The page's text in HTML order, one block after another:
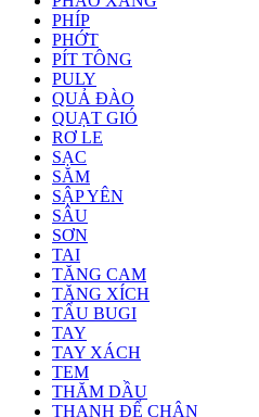
PHÍP
PHỚT
PÍT TÔNG
PULY
QUẢ ĐÀO
QUẠT GIÓ
RƠ LE
SẠC
SĂM
SẬP YÊN
SÂU
SƠN
TAI
TĂNG CAM
TĂNG XÍCH
TẨU BUGI
TAY
TAY XÁCH
TEM
THĂM DẦU
THANH ĐỂ CHÂN